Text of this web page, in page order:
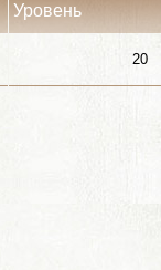
Уровень
20